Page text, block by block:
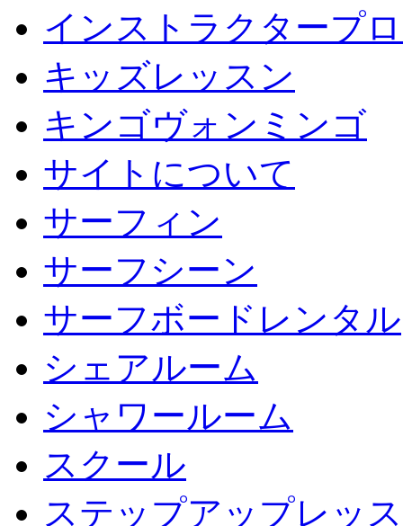
インストラクタープ
キッズレッスン
キンゴヴォンミンゴ
サイトについて
サーフィン
サーフシーン
サーフボードレンタル
シェアルーム
シャワールーム
スクール
ステップアップレッ